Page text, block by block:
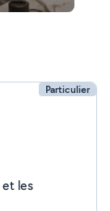
Particulier
et les